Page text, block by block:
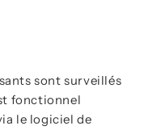
sont surveillés
fonctionnel
le logiciel de